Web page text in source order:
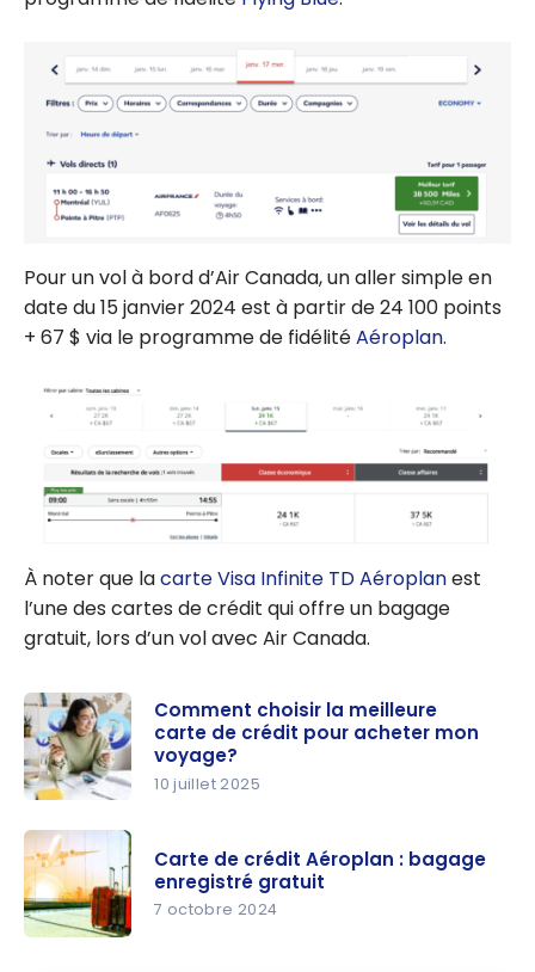
Pour un vol à bord d’Air Canada, un aller simple en
date du 15 janvier 2024 est à partir de 24 100 points
+ 67 $ via le programme de fidélitéAéroplan.
À noter que lacarte Visa Infinite TD Aéroplanest
l’une des cartes de crédit qui offre un bagage
gratuit, lors d’un vol avec Air Canada.
choisir la
meilleure
carte de
crédit pour
Comment choisir la meilleure
carte de crédit pour acheter mon
voyage?
10 juillet 2025
Carte de crédit Aéroplan : bagage
enregistré gratuit
7 octobre 2024